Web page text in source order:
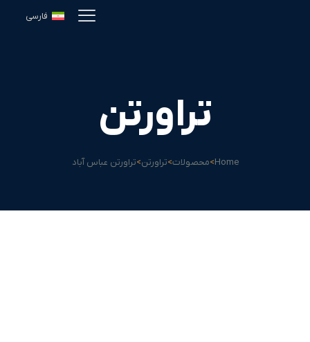
فارسی
تراورتن
Home
>محصولات>تراورتن>تراورتن عباس آباد